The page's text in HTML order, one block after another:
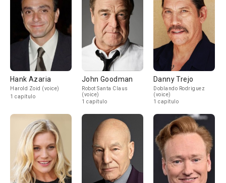
Hank Azaria
Harold Zoid (voice)
1 capítulo
John Goodman
Robot Santa Claus
(voice)
1 capítulo
Danny Trejo
Doblando Rodriguez
(voice)
1 capítulo